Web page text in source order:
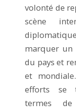
volonté de
scène
marquer un
du pays et
et
efforts se
termes